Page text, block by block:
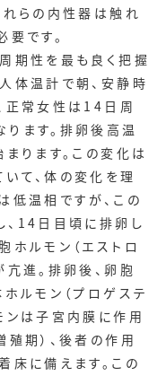
れらの内性器は触れ
です。
期性を最も良く把握
体温計で朝、安静時
正常女性は14日周
ます。排卵後高温
ります。この変化は
て、体の変化を理
低温相ですが、この
14日目頃に排卵し
ホルモン（エストロ
亢進。排卵後、卵胞
ルモン（プロゲステ
ンは子宮内膜に作用
殖期）、後者の作用
床に備えます。この